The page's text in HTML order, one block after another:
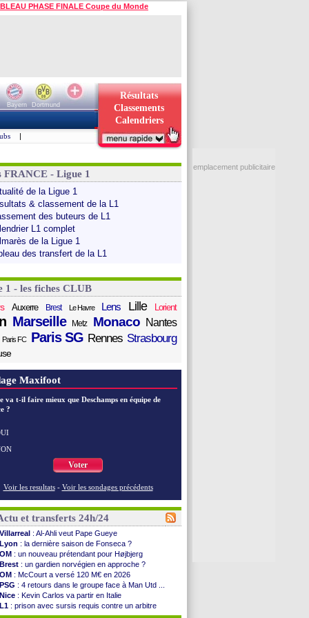
PHASE FINALE Coupe du Monde
Bayern
Dortmund
Résultats
Classements
Calendriers
|
FRANCE - Ligue 1
de la Ligue 1
& classement de la L1
des buteurs de L1
L1 complet
de la Ligue 1
des transfert de la L1
1 - les fiches CLUB
Auxerre Brest Le Havre Lens Lille Lorient
Marseille Metz Monaco Nantes
Paris FC Paris SG Rennes Strasbourg
Maxifoot
va t-il faire mieux que Deschamps en équipe de
?
Voter
Voir les resultats - Voir les sondages précédents
et transferts 24h/24
Villarreal : Al-Ahli veut Pape Gueye
Lyon : la dernière saison de Fonseca ?
OM : un nouveau prétendant pour Højbjerg
Brest : un gardien norvégien en approche ?
OM : McCourt a versé 120 M€ en 2026
PSG : 4 retours dans le groupe face à Man Utd ...
Nice : Kevin Carlos va partir en Italie
L1 : prison avec sursis requis contre un arbitre
Leganés: c'est signé pour Luca Zidane (off.)
emplacement publicitaire